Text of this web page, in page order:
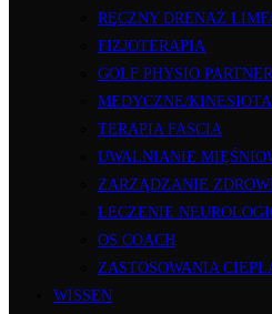
RĘCZNY DRENAŻ
FIZJOTERAPIA
GOLF PHYSIO
MEDYCZNE/
TERAPIA FASCIA
UWALNIANIE
ZARZĄDZANIE
LECZENIE
OS COACH
ZASTOSOWANIA
WISSEN